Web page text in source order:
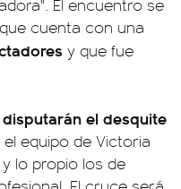
El encuentro se
cuenta con una
y que fue
el desquite
equipo de Victoria
y lo propio los de